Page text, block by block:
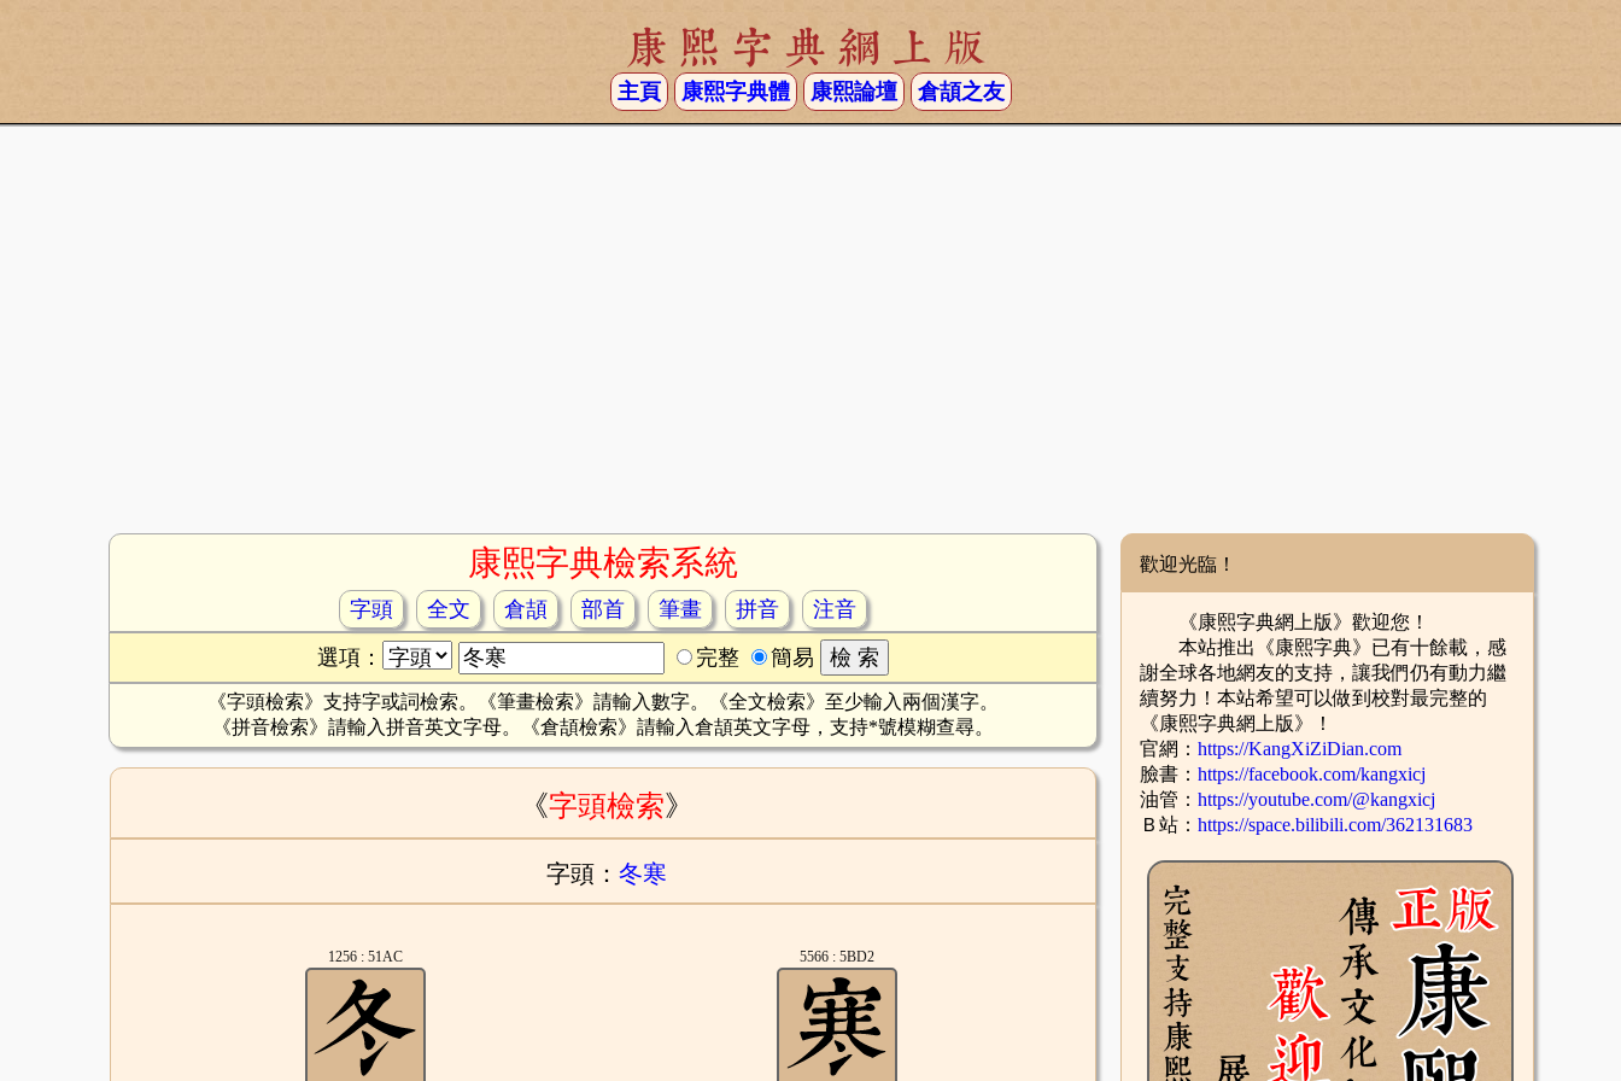
康熙字典網上版
主頁 康熙字典體 康熙論壇 倉頡之友
康熙字典檢索系統
字頭 全文 倉頡 部首 筆畫 拼音
注音
選項：
完整 簡易
《字頭檢索》支持字或詞檢索。《筆畫檢索》請輸入數字。《全文檢索》至少輸入兩個漢字。
《拼音檢索》請輸入拼音英文字母。《倉頡檢索》請輸入倉頡英文字母，支持*號模糊查尋。
《字頭檢索》
字頭： 冬寒
1256 : 51AC 5566 : 5BD2
歡迎光臨！
《康熙字典網上版》歡迎您！
本站推出《康熙字典》已有十餘載，感
謝全球各地網友的支持，讓我們仍有動力繼
續努力！本站希望可以做到校對最完整的
《康熙字典網上版》！
官網： https://KangXiZiDian.com
臉書： https://facebook.com/kangxicj
油管： https://youtube.com/@kangxicj
Ｂ站： https://space.bilibili.com/362131683